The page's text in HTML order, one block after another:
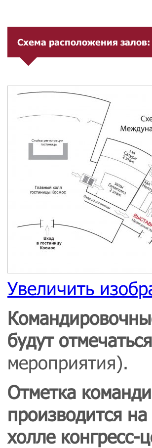
Схема расположения залов:
Увеличить
будут
мероприятия).
Отметка
производится
холле конгресс-